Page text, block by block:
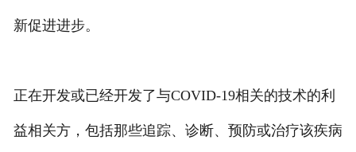
新促进进步。
正在开发或已经开发了与COVID-19相关的技术的利
益相关方，包括那些追踪、诊断、预防或治疗该疾病